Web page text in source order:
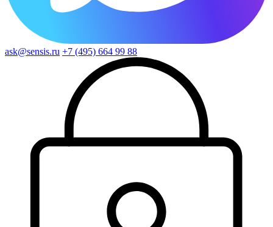
ask@sensis.ru +7 (495) 664 99 88